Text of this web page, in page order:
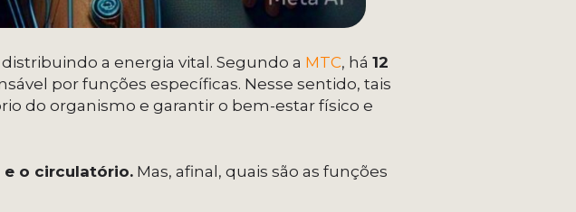
a energia vital. Segundo a MTC, há 12
por funções específicas. Nesse sentido, tais
do organismo e garantir o bem-estar físico e
e o circulatório. Mas, afinal, quais são as funções